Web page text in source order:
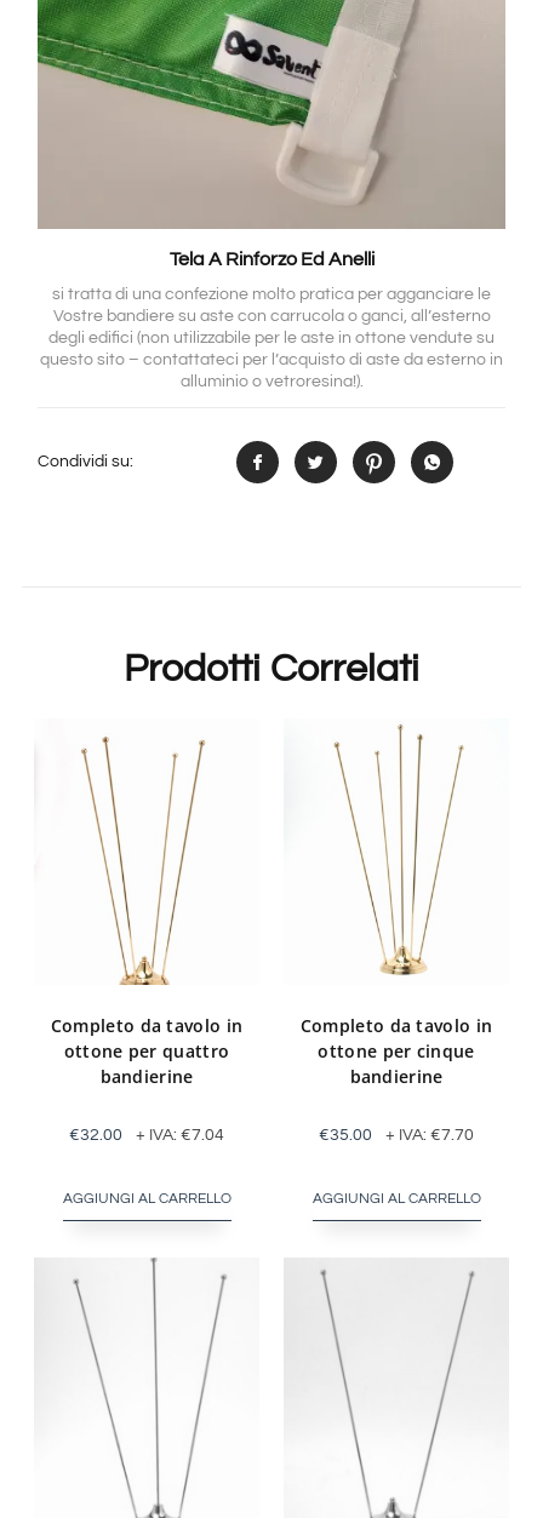
Tela A Rinforzo Ed Anelli
si tratta di una confezione molto pratica per agganciare le
Vostre bandiere su aste con carrucola o ganci, all’esterno
degli edifici (non utilizzabile per le aste in ottone vendute su
questo sito – contattateci per l’acquisto di aste da esterno in
alluminio o vetroresina!).
Condividi su:
Prodotti Correlati
Completo da tavolo in
ottone per quattro
bandierine
€32.00 + IVA: €7.04
AGGIUNGI AL CARRELLO
Completo da tavolo in
ottone per cinque
bandierine
€35.00 + IVA: €7.70
AGGIUNGI AL CARRELLO